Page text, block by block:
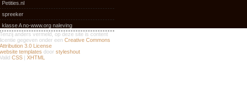
Petities.nl
spreeker
klasse A no-www.org naleving
Tenzij anders vermeld, op deze site is content
licentie gegeven onder een Creative Commons
Attribution 3.0 License
website templates door styleshout
Valid CSS XHTML